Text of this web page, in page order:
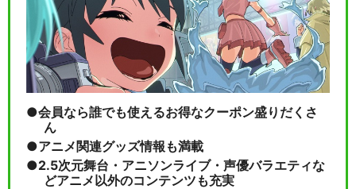
会員なら誰でも使えるお得なクーポン盛りだくさ
ん
アニメ関連グッズ情報も満載
2.5次元舞台・アニソンライブ・声優バラエティな
どアニメ以外のコンテンツも充実